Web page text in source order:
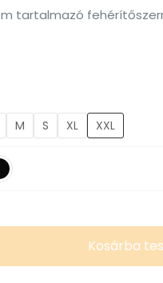
tartalmazó
M S XL XXL
Kosárba